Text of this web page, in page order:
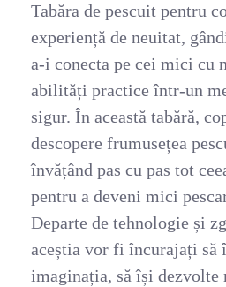
Tabăra de pescuit pentru
experiență de neuitat,
a-i conecta pe cei mici cu
abilități practice într-un
sigur. În această tabără,
descopere frumusețea
învățând pas cu pas tot
pentru a deveni mici
Departe de tehnologie și
aceștia vor fi încurajați să
imaginația, să își dezvolte